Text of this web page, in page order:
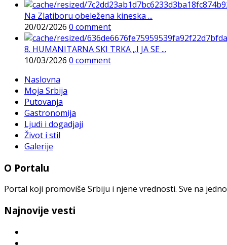
Na Zlatiboru obeležena kineska ...
20/02/2026 0 comment
8. HUMANITARNA SKI TRKA „I JA SE ...
10/03/2026 0 comment
Naslovna
Moja Srbija
Putovanja
Gastronomija
Ljudi i dogadjaji
Život i stil
Galerije
O Portalu
Portal koji promoviše Srbiju i njene vrednosti. Sve na
Najnovije vesti